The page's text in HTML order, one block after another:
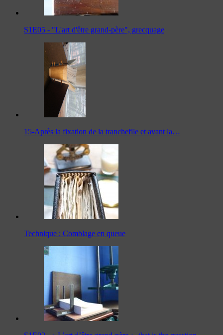
S1E05 - "L'art d'être grand-père", grecquage
15-Après la fixation de la tranchefile et avant la…
Technique : Comblage en queue